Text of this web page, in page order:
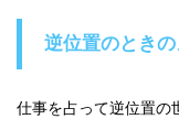
逆位置のとき
仕事を占って逆位置の